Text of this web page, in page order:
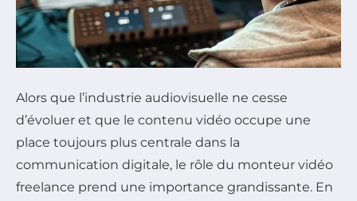
Alors que l’industrie audiovisuelle ne cesse
d’évoluer et que le contenu vidéo occupe une
place toujours plus centrale dans la
communication digitale, le rôle du monteur vidéo
freelance prend une importance grandissante. En